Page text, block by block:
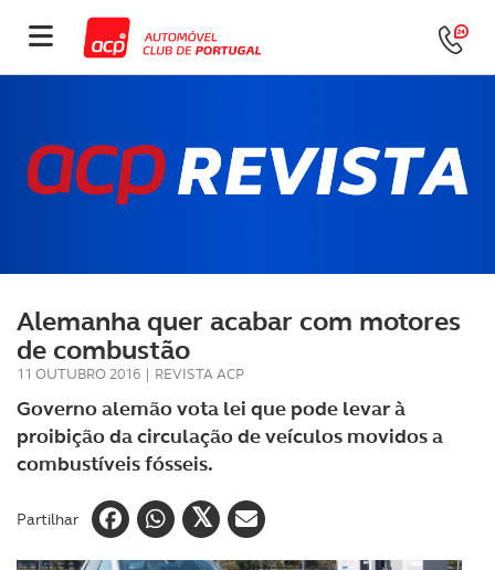
Alemanha quer acabar com motores
de combustão
11 OUTUBRO 2016 | REVISTA ACP
Governo alemão vota lei que pode levar à
proibição da circulação de veículos movidos a
combustíveis fósseis.
Partilhar